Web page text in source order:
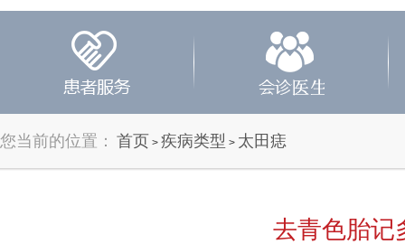
您当前的位置： 首页 > 疾病类型 > 太田痣
去青色胎记